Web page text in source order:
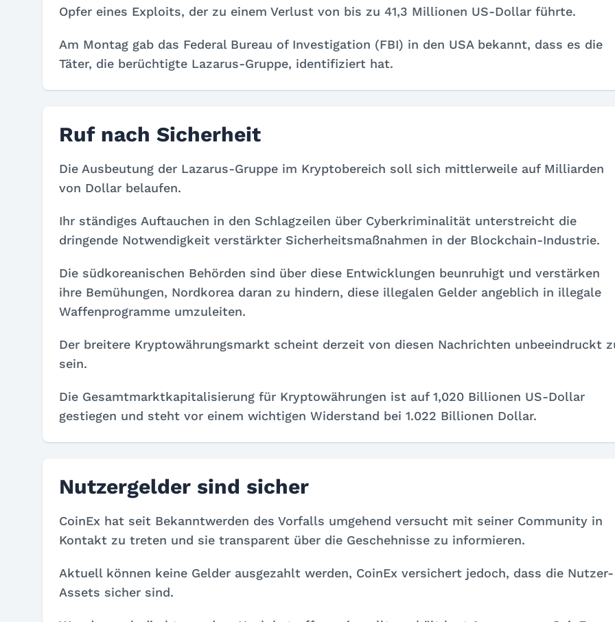
Opfer eines Exploits, der zu einem Verlust von bis zu 41,3 Millionen US-Dollar führte.
Am Montag gab das Federal Bureau of Investigation (FBI) in den USA bekannt, dass es die
Täter, die berüchtigte Lazarus-Gruppe, identifiziert hat.
Ruf nach Sicherheit
Die Ausbeutung der Lazarus-Gruppe im Kryptobereich soll sich mittlerweile auf Milliarden
von Dollar belaufen.
Ihr ständiges Auftauchen in den Schlagzeilen über Cyberkriminalität unterstreicht die
dringende Notwendigkeit verstärkter Sicherheitsmaßnahmen in der Blockchain-Industrie.
Die südkoreanischen Behörden sind über diese Entwicklungen beunruhigt und verstärken
ihre Bemühungen, Nordkorea daran zu hindern, diese illegalen Gelder angeblich in illegale
Waffenprogramme umzuleiten.
Der breitere Kryptowährungsmarkt scheint derzeit von diesen Nachrichten unbeeindruckt
sein.
Die Gesamtmarktkapitalisierung für Kryptowährungen ist auf 1,020 Billionen US-Dollar
gestiegen und steht vor einem wichtigen Widerstand bei 1.022 Billionen Dollar.
Nutzergelder sind sicher
CoinEx hat seit Bekanntwerden des Vorfalls umgehend versucht mit seiner Community in
Kontakt zu treten und sie transparent über die Geschehnisse zu informieren.
Aktuell können keine Gelder ausgezahlt werden, CoinEx versichert jedoch, dass die Nutzer-
Assets sicher sind.